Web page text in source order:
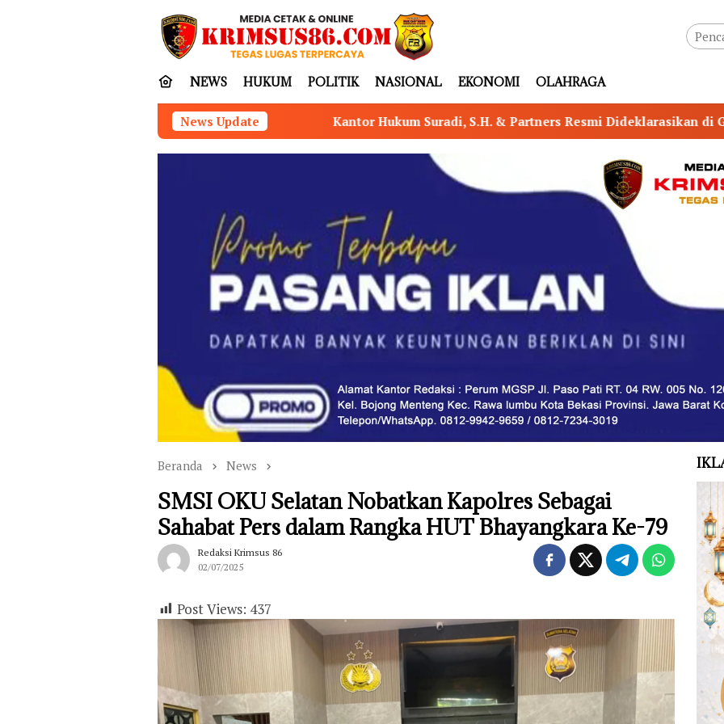
NEWS HUKUM POLITIK NASIONAL EKONOMI OLAHRAGA
News Update
Kantor Hukum Suradi, S.H. & Partners Resmi Dideklarasikan di Griya Wantilan Residence,
Beranda News
SMSI OKU Selatan Nobatkan Kapolres Sebagai
Sahabat Pers dalam Rangka HUT Bhayangkara Ke-79
Redaksi Krimsus 86
02/07/2025
Post Views: 437